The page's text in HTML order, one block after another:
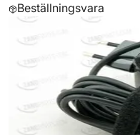
Beställningsvara